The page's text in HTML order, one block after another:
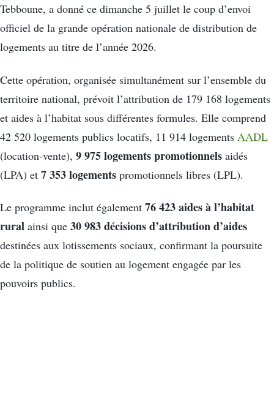
Tebboune, a donné ce dimanche 5 juillet le coup d’envoi
officiel de la grande opération nationale de distribution de
logements au titre de l’année 2026.
Cette opération, organisée simultanément sur l’ensemble du
territoire national, prévoit l’attribution de 179 168 logements
et aides à l’habitat sous différentes formules. Elle comprend
42 520 logements publics locatifs, 11 914 logements AADL
(location-vente), 9 975 logements promotionnels aidés
(LPA) et 7 353 logements promotionnels libres (LPL).
Le programme inclut également 76 423 aides à l’habitat
rural ainsi que 30 983 décisions d’attribution d’aides
destinées aux lotissements sociaux, confirmant la poursuite
de la politique de soutien au logement engagée par les
pouvoirs publics.